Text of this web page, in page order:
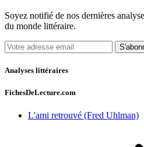
Soyez notifié de nos dernières
du monde littéraire.
Analyses littéraires
FichesDeLecture.com
L'ami retrouvé (Fred Uhlman)